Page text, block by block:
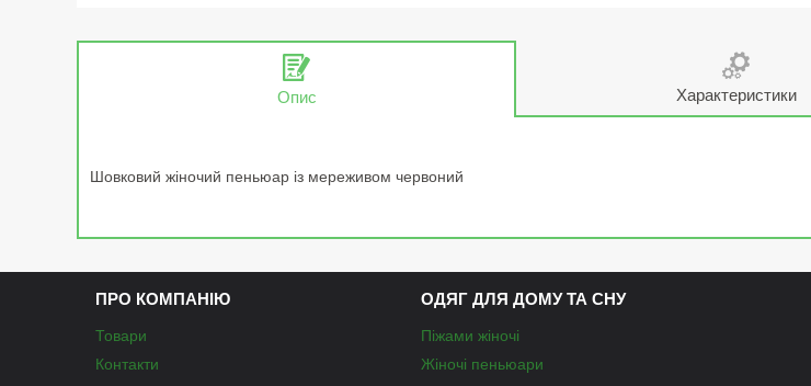
Опис Характеристики
Шовковий жіночий пеньюар із мереживом червоний
ПРО КОМПАНІЮ
Товари
Контакти
ОДЯГ ДЛЯ ДОМУ ТА СНУ
Піжами жіночі
Жіночі пеньюари